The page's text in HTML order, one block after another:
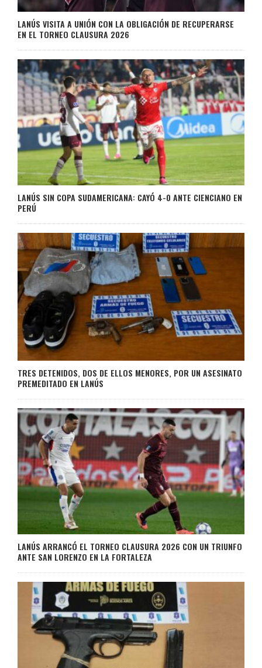
LANÚS VISITA A UNIÓN CON LA OBLIGACIÓN DE RECUPERARSE
EN EL TORNEO CLAUSURA 2026
LANÚS SIN COPA SUDAMERICANA: CAYÓ 4-0 ANTE CIENCIANO EN
PERÚ
TRES DETENIDOS, DOS DE ELLOS MENORES, POR UN ASESINATO
PREMEDITADO EN LANÚS
LANÚS ARRANCÓ EL TORNEO CLAUSURA 2026 CON UN TRIUNFO
ANTE SAN LORENZO EN LA FORTALEZA